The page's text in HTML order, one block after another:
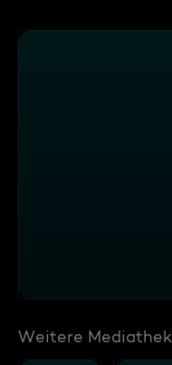
Weitere